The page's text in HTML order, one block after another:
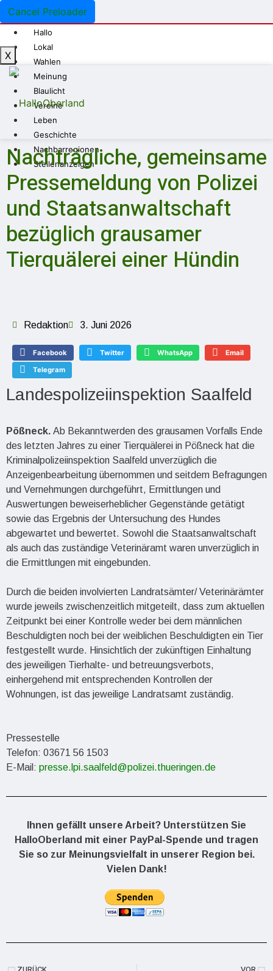
Cancel Preloader
Hallo
Lokal
Wahlen
Meinung
Blaulicht
Vereine
Leben
Geschichte
Nachbarregionen
Stellenanzeigen
X
Nachträgliche, gemeinsame
Pressemeldung von Polizei
und Staatsanwaltschaft
bezüglich grausamer
Tierquälerei einer Hündin
Redaktion 3. Juni 2026
Facebook Twitter WhatsApp Email
Telegram
Landespolizeiinspektion Saalfeld
Pößneck. Ab Bekanntwerden des grausamen Vorfalls Ende
des letzten Jahres zu einer Tierquälerei in Pößneck hat die
Kriminalpolizeiinspektion Saalfeld unverzüglich die
Anzeigenbearbeitung übernommen und seitdem Befragungen
und Vernehmungen durchgeführt, Ermittlungen und
Auswertungen beweiserheblicher Gegenstände getätigt
sowie das Ergebnis der Untersuchung des Hundes
abgewartet und bewertet. Sowohl die Staatsanwaltschaft
als auch das zuständige Veterinäramt waren unverzüglich in
die Ermittlungen mit eingebunden.
Durch die beiden involvierten Landratsämter/ Veterinärämter
wurde jeweils zwischenzeitlich mitgeteilt, dass zum aktuellen
Zeitpunkt bei einer Kontrolle weder bei dem männlichen
Beschuldigten noch bei der weiblichen Beschuldigten ein Tier
festgestellt wurde. Hinsichtlich der zukünftigen Einhaltung
des jeweiligen Tierhalte- und betreuungsverbots,
einhergehend mit entsprechenden Kontrollen der
Wohnungen, ist das jeweilige Landratsamt zuständig.
Pressestelle
Telefon: 03671 56 1503
E-Mail: presse.lpi.saalfeld@polizei.thueringen.de
Ihnen gefällt unsere Arbeit? Unterstützen Sie
HalloOberland mit einer PayPal-Spende und tragen
Sie so zur Meinungsvielfalt in unserer Region bei.
Vielen Dank!